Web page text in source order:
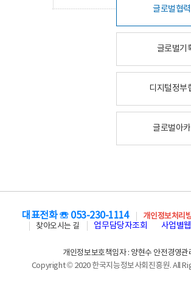
글로벌협
글로벌기
디지털정부
글로벌아카
대표전화 ☏ 053-230-1114 개인정보처리
찾아오시는 길
업무담당자조회 사업별
개인정보보호책임자 : 양현수 안전경영관
Copyright © 2020 한국지능정보사회진흥원. All